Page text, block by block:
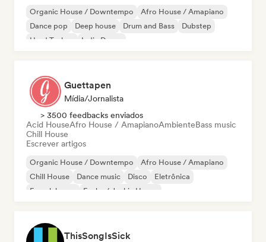
Organic House / Downtempo
Afro House / Amapiano
Dance pop
Deep house Drum and Bass
Dubstep
Hard Techno
Indie Dance
Guettapen
Mídia/Jornalista
> 3500 feedbacks enviados
Acid HouseAfro House / AmapianoAmbienteBass music
Chill House
Escrever artigos
Organic House / Downtempo
Afro House / Amapiano
Chill House
Dance music Disco
Eletrônica
French house
Funky / Jackin House
ThisSongIsSick